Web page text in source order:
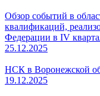
Обзор событий в
квалификаций,
Федерации в IV
25.12.2025
НСК в Воронежской
19.12.2025